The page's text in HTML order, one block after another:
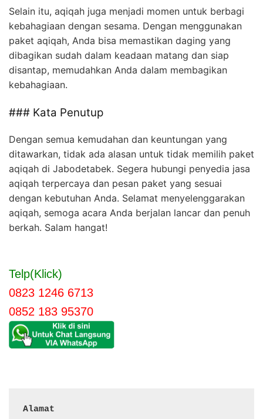
Selain itu, aqiqah juga menjadi momen untuk berbagi
kebahagiaan dengan sesama. Dengan menggunakan
paket aqiqah, Anda bisa memastikan daging yang
dibagikan sudah dalam keadaan matang dan siap
disantap, memudahkan Anda dalam membagikan
kebahagiaan.
### Kata Penutup
Dengan semua kemudahan dan keuntungan yang
ditawarkan, tidak ada alasan untuk tidak memilih paket
aqiqah di Jabodetabek. Segera hubungi penyedia jasa
aqiqah terpercaya dan pesan paket yang sesuai
dengan kebutuhan Anda. Selamat menyelenggarakan
aqiqah, semoga acara Anda berjalan lancar dan penuh
berkah. Salam hangat!
Telp(Klick)
0823 1246 6713
0852 183 95370
Alamat